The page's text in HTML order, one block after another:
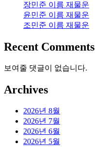
장민준 이름 재물운
윤민준 이름 재물운
조민준 이름 재물운
Recent Comments
보여줄 댓글이 없습니다.
Archives
2026년 8월
2026년 7월
2026년 6월
2026년 5월